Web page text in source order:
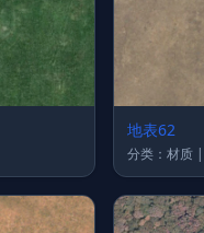
地表62